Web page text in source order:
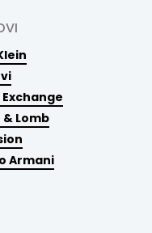
Lomb
Armani